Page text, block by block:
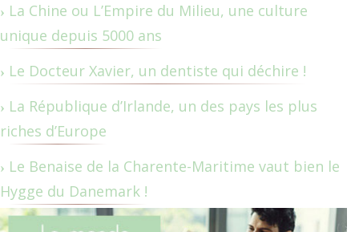
La Chine ou L’Empire du Milieu, une culture
unique depuis 5000 ans
Le Docteur Xavier, un dentiste qui déchire !
La République d’Irlande, un des pays les plus
riches d’Europe
Le Benaise de la Charente-Maritime vaut bien le
Hygge du Danemark !